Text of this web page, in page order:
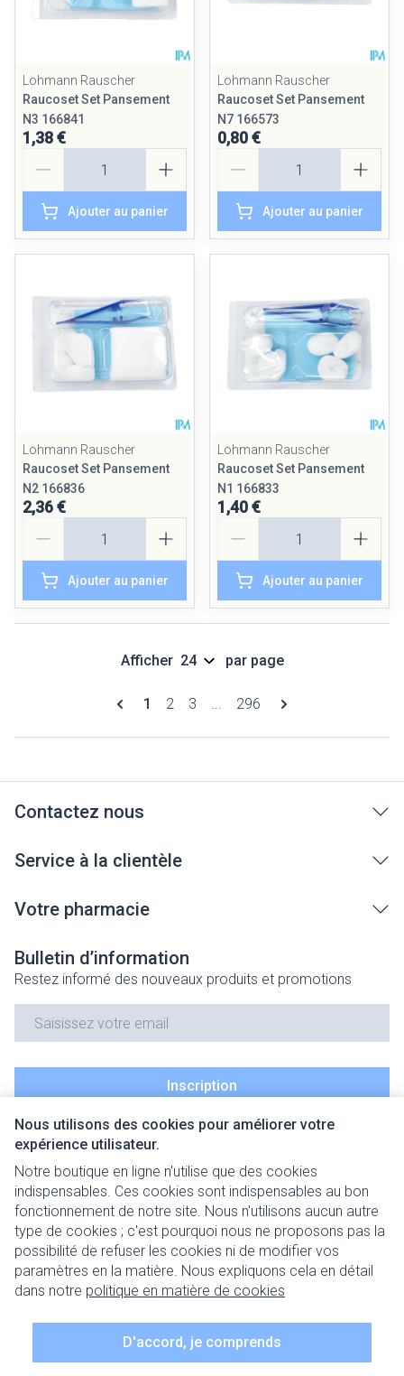
Nous utilisons des cookies pour améliorer votre
expérience utilisateur.
Notre boutique en ligne n'utilise que des cookies
indispensables. Ces cookies sont indispensables au bon
fonctionnement de notre site. Nous n'utilisons aucun autre
type de cookies ; c'est pourquoi nous ne proposons pas la
possibilité de refuser les cookies ni de modifier vos
paramètres en la matière. Nous expliquons cela en détail
dans notre politique en matière de cookies
D'accord, je comprends
Lohmann Rauscher
Raucoset Set Pansement
N3 166841
1,38 €
Ajouter au panier
Lohmann Rauscher
Raucoset Set Pansement
N7 166573
0,80 €
Ajouter au panier
Lohmann Rauscher
Raucoset Set Pansement
N2 166836
2,36 €
Ajouter au panier
Lohmann Rauscher
Raucoset Set Pansement
N1 166833
1,40 €
Ajouter au panier
Pages
Vous lisez actuellement la page
1 Page
2 Page
3 ... Page
296
Afficher par page
Contactez nous
Service à la clientèle
Votre pharmacie
Bulletin d’information
Restez informé des nouveaux produits et promotions
Inscription
En cliquant sur s'abonner, vous vous abonnez à notre newsletter
et acceptez notrepolitique de confidentialité
Liens légaux